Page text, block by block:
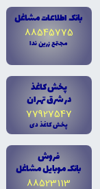
بانک اطلاعات مشاغل
88545775
مجتمع زرين ندا
پخش کاغذ
در شرق تهران
77927547
پخش کاغذ دى
فروش
بانک موبايل مشاغل
88523113